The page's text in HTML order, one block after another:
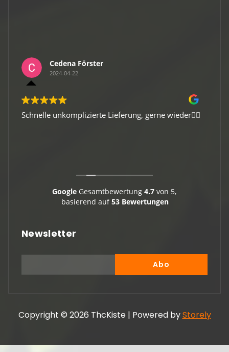
Cedena Förster
2024-04-22
Schnelle unkomplizierte Lieferung, gerne wieder👍🏻
Gute
GoogleGesamtbewertung 4.7von 5,
basierend auf53 Bewertungen
Newsletter
Copyright © 2026 ThcKiste | Powered byStorely